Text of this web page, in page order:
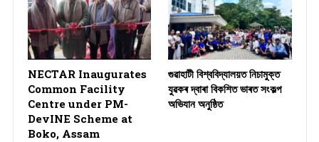
NECTAR Inaugurates
Common Facility
Centre under PM-
DevINE Scheme at
Boko, Assam
গুৱাহাটী বিশ্ববিদ্যালয়ত নিচামুক্ত
যুৱকৰ দ্বাৰা বিকশিত ভাৰত সংকল্প
অভিযান অনুষ্ঠিত